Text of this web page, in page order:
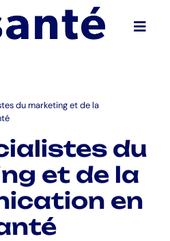
du marketing et de la
du
et de la
en